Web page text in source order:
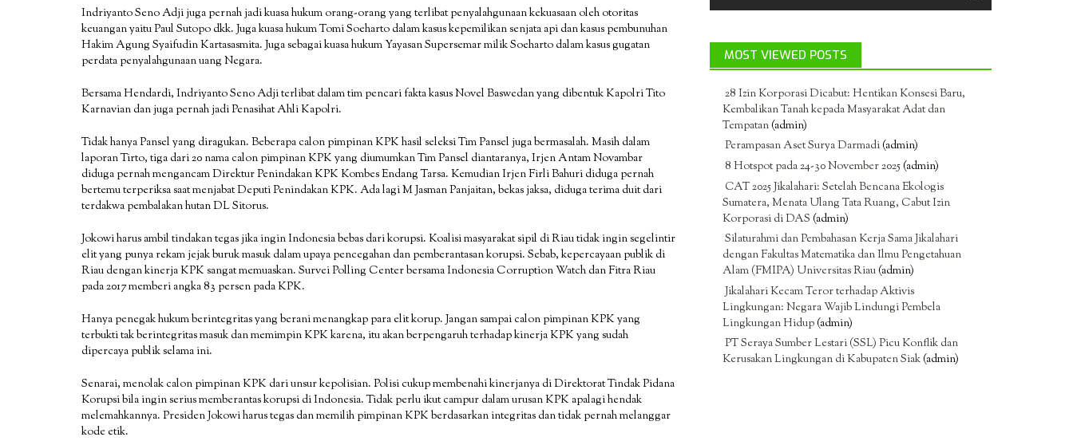
Indriyanto Seno Adji juga pernah jadi kuasa hukum orang-orang yang terlibat penyalahgunaan kekuasaan oleh otoritas
keuangan yaitu Paul Sutopo dkk. Juga kuasa hukum Tomi Soeharto dalam kasus kepemilikan senjata api dan kasus pembunuhan
Hakim Agung Syaifudin Kartasasmita. Juga sebagai kuasa hukum Yayasan Supersemar milik Soeharto dalam kasus gugatan
perdata penyalahgunaan uang Negara.
Bersama Hendardi, Indriyanto Seno Adji terlibat dalam tim pencari fakta kasus Novel Baswedan yang dibentuk Kapolri Tito
Karnavian dan juga pernah jadi Penasihat Ahli Kapolri.
Tidak hanya Pansel yang diragukan. Beberapa calon pimpinan KPK hasil seleksi Tim Pansel juga bermasalah. Masih dalam
laporan Tirto, tiga dari 20 nama calon pimpinan KPK yang diumumkan Tim Pansel diantaranya, Irjen Antam Novambar
diduga pernah mengancam Direktur Penindakan KPK Kombes Endang Tarsa. Kemudian Irjen Firli Bahuri diduga pernah
bertemu terperiksa saat menjabat Deputi Penindakan KPK. Ada lagi M Jasman Panjaitan, bekas jaksa, diduga terima duit dari
terdakwa pembalakan hutan DL Sitorus.
Jokowi harus ambil tindakan tegas jika ingin Indonesia bebas dari korupsi. Koalisi masyarakat sipil di Riau tidak ingin segelintir
elit yang punya rekam jejak buruk masuk dalam upaya pencegahan dan pemberantasan korupsi. Sebab, kepercayaan publik di
Riau dengan kinerja KPK sangat memuaskan. Survei Polling Center bersama Indonesia Corruption Watch dan Fitra Riau
pada 2017 memberi angka 83 persen pada KPK.
Hanya penegak hukum berintegritas yang berani menangkap para elit korup. Jangan sampai calon pimpinan KPK yang
terbukti tak berintegritas masuk dan memimpin KPK karena, itu akan berpengaruh terhadap kinerja KPK yang sudah
dipercaya publik selama ini.
Senarai, menolak calon pimpinan KPK dari unsur kepolisian. Polisi cukup membenahi kinerjanya di Direktorat Tindak Pidana
Korupsi bila ingin serius memberantas korupsi di Indonesia. Tidak perlu ikut campur dalam urusan KPK apalagi hendak
melemahkannya. Presiden Jokowi harus tegas dan memilih pimpinan KPK berdasarkan integritas dan tidak pernah melanggar
kode etik.
MOST VIEWED POSTS
28 Izin Korporasi Dicabut: Hentikan Konsesi Baru,
Kembalikan Tanah kepada Masyarakat Adat dan
Tempatan(admin)
Perampasan Aset Surya Darmadi(admin)
8 Hotspot pada 24-30 November 2025(admin)
CAT 2025 Jikalahari: Setelah Bencana Ekologis
Sumatera, Menata Ulang Tata Ruang, Cabut Izin
Korporasi di DAS (admin)
Silaturahmi dan Pembahasan Kerja Sama Jikalahari
dengan Fakultas Matematika dan Ilmu Pengetahuan
Alam (FMIPA) Universitas Riau(admin)
Jikalahari Kecam Teror terhadap Aktivis
Lingkungan: Negara Wajib Lindungi Pembela
Lingkungan Hidup(admin)
PT Seraya Sumber Lestari (SSL) Picu Konflik dan
Kerusakan Lingkungan di Kabupaten Siak(admin)